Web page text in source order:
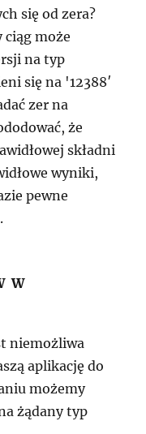
się od zera?
ciąg może
na typ
się na '12388′
zer na
że
składni
wyniki,
pewne
W
niemożliwa
aplikację do
możemy
żądany typ